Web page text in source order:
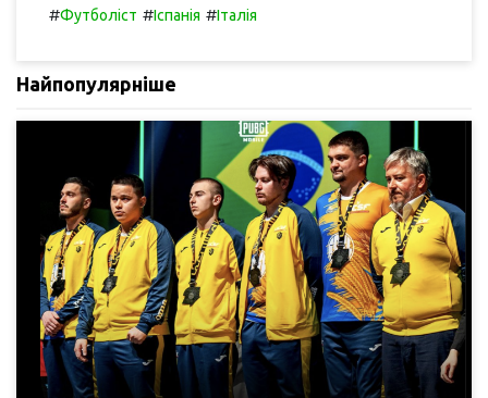
#Футболіст #Іспанія #Італія
Найпопулярніше